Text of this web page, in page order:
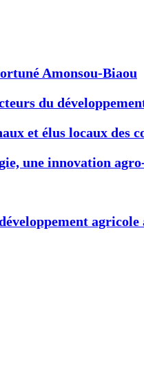
Amonsou-Biaou
du
et élus locaux
une innovation
agricole